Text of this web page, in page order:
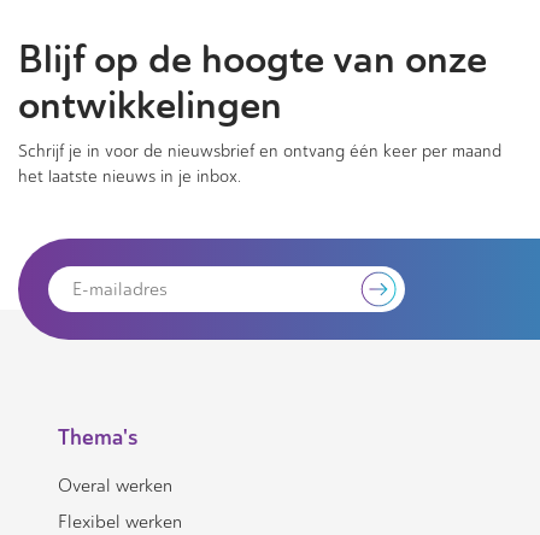
Blijf op de hoogte van onze
ontwikkelingen
Schrijf je in voor de nieuwsbrief en ontvang één keer per maand
het laatste nieuws in je inbox.
Thema's
Overal werken
Flexibel werken